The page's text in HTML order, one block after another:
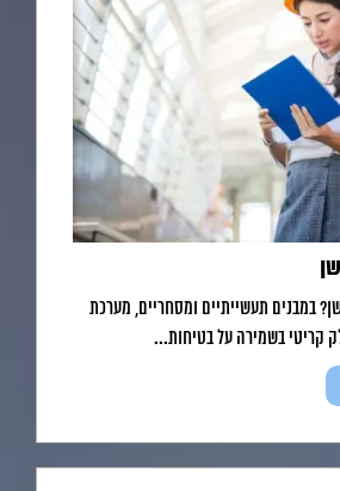
במבנים תעשייתיים ומסחריים, מערכת
קריטי בשמירה על בטיחות...